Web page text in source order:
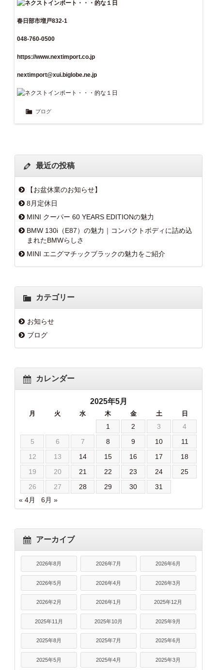
春日部市増戸832-1
048-760-0500
https://www.nextimport.co.jp
nextimport@xui.biglobe.ne.jp
ブログ
最近の投稿
【お盆休業のお知らせ】
8月定休日
MINI クーパー 60 YEARS EDITIONの魅力
BMW 130i（E87）の魅力｜コンパクトボディに詰め込
まれたBMWらしさ
MINI エニグマチックブラックの魅力をご紹介
カテゴリー
お知らせ
ブログ
カレンダー
2025年5月
月 火 水 木 金 土 日
1 2 3
4
5
6 7 8 9 10
11
12
13 14 15 16 17
18
19
20 21 22 23 24
25
26
27 28 29 30
31
« 4月
6月 »
アーカイブ
2026年8月 2026年7月 2026年6月
2026年5月 2026年4月 2026年3月
2026年2月 2026年1月 2025年12月
2025年11月 2025年10月 2025年9月
2025年8月 2025年7月 2025年6月
2025年5月 2025年4月 2025年3月